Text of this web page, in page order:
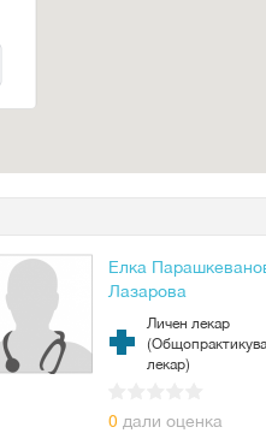
Елка
Лазарова
Личен лекар
лекар)
0 дали оценка